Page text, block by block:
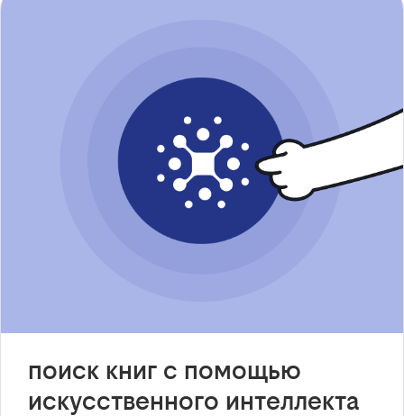
поиск книг с помощью
искусственного интеллекта